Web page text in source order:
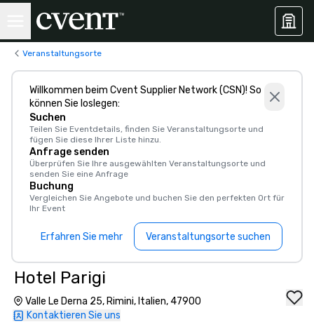
Veranstaltungsorte
Willkommen beim Cvent Supplier Network (CSN)! So
können Sie loslegen:
Suchen
Teilen Sie Eventdetails, finden Sie Veranstaltungsorte und
fügen Sie diese Ihrer Liste hinzu.
Anfrage senden
Überprüfen Sie Ihre ausgewählten Veranstaltungsorte und
senden Sie eine Anfrage
Buchung
Vergleichen Sie Angebote und buchen Sie den perfekten Ort für
Ihr Event
Erfahren Sie mehr Veranstaltungsorte suchen
Hotel Parigi
Valle Le Derna 25, Rimini, Italien, 47900
Kontaktieren Sie uns